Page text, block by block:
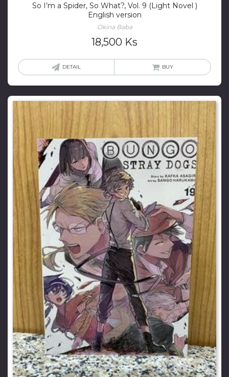
So I’m a Spider, So What?, Vol. 9 (Light Novel )
English version
Okina Baba
18,500 Ks
DETAIL BUY